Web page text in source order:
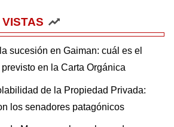
sucesión en Gaiman: cuál es el
en la Carta Orgánica
de la Propiedad Privada:
los senadores patagónicos